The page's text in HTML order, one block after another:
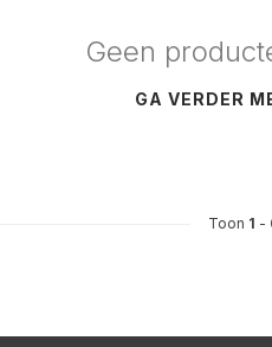
Geen
GA VERDER
Toon 1 -